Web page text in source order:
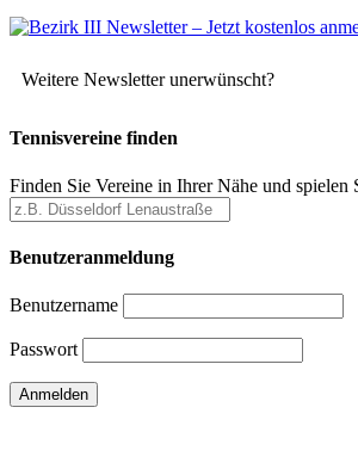
Weitere Newsletter unerwünscht?
Tennisvereine finden
Finden Sie Vereine in Ihrer Nähe und spielen
Benutzeranmeldung
Benutzername
Passwort